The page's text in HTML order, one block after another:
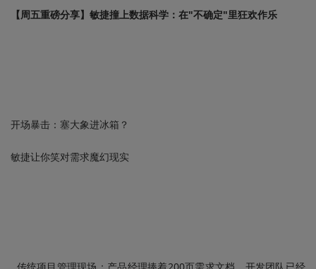
【周五重磅分享】敏捷撞上数据科学：在"不确定"里狂欢作乐
开场暴击：塞大象进冰箱？
敏捷让你笑对需求魔幻现实